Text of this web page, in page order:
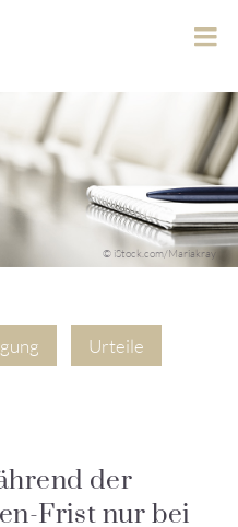
© iStock.com/Mariakray
Urteile
der
Frist nur bei